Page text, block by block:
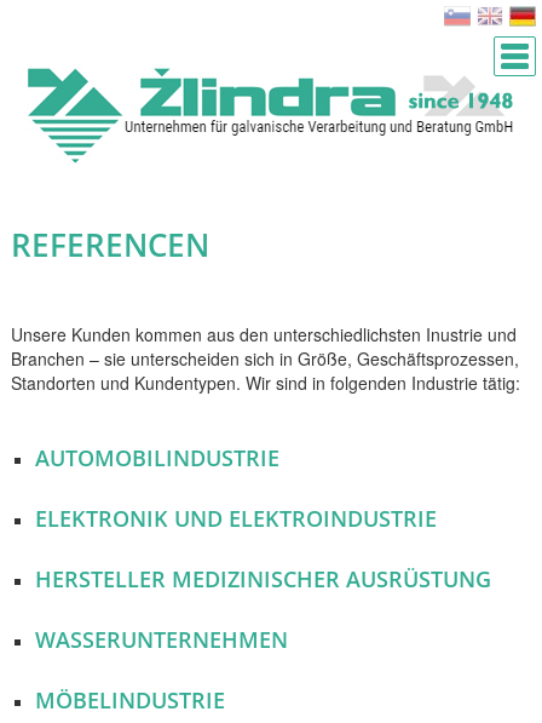
REFERENCEN
Unsere Kunden kommen aus den unterschiedlichsten Inustrie und
Branchen – sie unterscheiden sich in Größe, Geschäftsprozessen,
Standorten und Kundentypen. Wir sind in folgenden Industrie tätig:
AUTOMOBILINDUSTRIE
ELEKTRONIK UND ELEKTROINDUSTRIE
HERSTELLER MEDIZINISCHER AUSRÜSTUNG
WASSERUNTERNEHMEN
MÖBELINDUSTRIE